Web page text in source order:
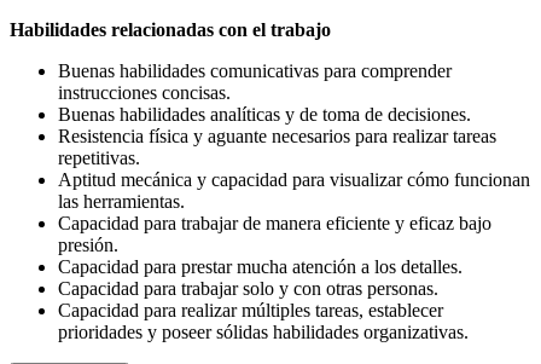
Habilidades relacionadas con el trabajo
Buenas habilidades comunicativas para comprender
instrucciones concisas.
Buenas habilidades analíticas y de toma de decisiones.
Resistencia física y aguante necesarios para realizar tareas
repetitivas.
Aptitud mecánica y capacidad para visualizar cómo funcionan
las herramientas.
Capacidad para trabajar de manera eficiente y eficaz bajo
presión.
Capacidad para prestar mucha atención a los detalles.
Capacidad para trabajar solo y con otras personas.
Capacidad para realizar múltiples tareas, establecer
prioridades y poseer sólidas habilidades organizativas.